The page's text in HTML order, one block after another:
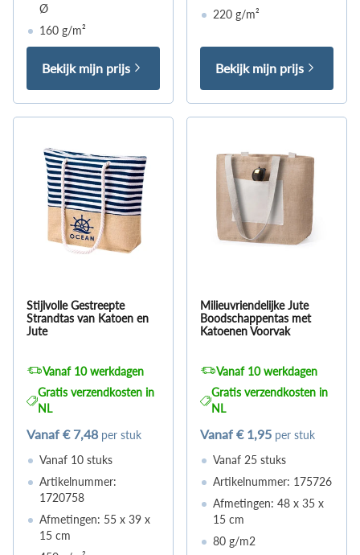
Ø
160 g/m²
Bekijk mijn prijs
220 g/m²
Bekijk mijn prijs
Stijlvolle Gestreepte
Strandtas van Katoen en
Jute
Vanaf 10 werkdagen
Gratis verzendkosten in
NL
Vanaf € 7,48 per stuk
Vanaf 10 stuks
Artikelnummer:
1720758
Afmetingen: 55 x 39 x
15 cm
Milieuvriendelijke Jute
Boodschappentas met
Katoenen Voorvak
Vanaf 10 werkdagen
Gratis verzendkosten in
NL
Vanaf € 1,95 per stuk
Vanaf 25 stuks
Artikelnummer: 175726
Afmetingen: 48 x 35 x
15 cm
80 g/m2